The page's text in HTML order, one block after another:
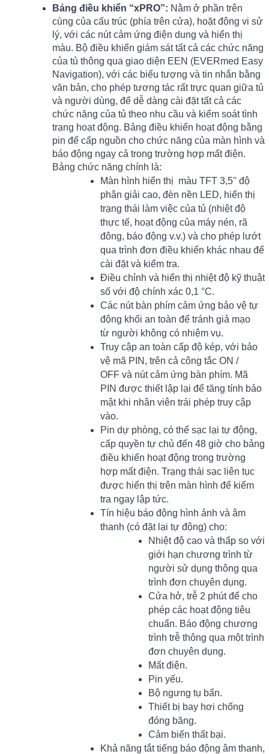
Bảng điều khiển “xPRO”: Nằm ở phần trên
cùng của cấu trúc (phía trên cửa), hoặt động vi sử
lý, với các nút cảm ứng điện dung và hiển thị
màu. Bộ điều khiển giám sát tất cả các chức năng
của tủ thông qua giao diện EEN (EVERmed Easy
Navigation), với các biểu tượng và tin nhắn bằng
văn bản, cho phép tương tác rất trực quan giữa tủ
và người dùng, để dễ dàng cài đặt tất cả các
chức năng của tủ theo nhu cầu và kiểm soát tình
trạng hoạt động. Bảng điều khiển hoạt động bằng
pin để cấp nguồn cho chức năng của màn hình và
báo động ngay cả trong trường hợp mất điện.
Bảng chức năng chính là:
Màn hình hiển thị màu TFT 3,5'' độ
phân giải cao, đèn nền LED, hiển thị
trạng thái làm việc của tủ (nhiệt độ
thực tế, hoạt động của máy nén, rã
đông, báo động v.v.) và cho phép lướt
qua trình đơn điều khiển khác nhau để
cài đặt và kiểm tra.
Điều chỉnh và hiển thị nhiệt độ kỹ thuật
số với độ chính xác 0,1 °C.
Các nút bàn phím cảm ứng bảo vệ tự
động khối an toàn để tránh giả mạo
từ người không có nhiệm vụ.
Truy cập an toàn cấp độ kép, với bảo
vệ mã PIN, trên cả công tắc ON /
OFF và nút cảm ứng bàn phím. Mã
PIN được thiết lập lại để tăng tính bảo
mật khi nhân viên trái phép truy cập
vào.
Pin dự phòng, có thể sạc lại tự động,
cấp quyền tự chủ đến 48 giờ cho bảng
điều khiển hoạt động trong trường
hợp mất điện. Trạng thái sạc liên tục
được hiển thị trên màn hình để kiểm
tra ngay lập tức.
Tín hiệu báo động hình ảnh và âm
thanh (có đặt lại tự động) cho:
Nhiệt độ cao và thấp so với
giới hạn chương trình từ
người sử dụng thông qua
trình đơn chuyên dụng.
Cửa hở, trễ 2 phút để cho
phép các hoạt động tiêu
chuẩn. Báo động chương
trình trễ thông qua một trình
đơn chuyên dụng.
Mất điện.
Pin yếu.
Bộ ngưng tụ bẩn.
Thiết bị bay hơi chống
đóng băng.
Cảm biến thất bại.
Khả năng tắt tiếng báo động âm thanh,